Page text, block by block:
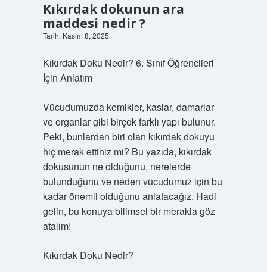
Kıkırdak dokunun ara
maddesi nedir ?
Tarih: Kasım 8, 2025
Kıkırdak Doku Nedir? 6. Sınıf Öğrencileri
İçin Anlatım
Vücudumuzda kemikler, kaslar, damarlar
ve organlar gibi birçok farklı yapı bulunur.
Peki, bunlardan biri olan kıkırdak dokuyu
hiç merak ettiniz mi? Bu yazıda, kıkırdak
dokusunun ne olduğunu, nerelerde
bulunduğunu ve neden vücudumuz için bu
kadar önemli olduğunu anlatacağız. Hadi
gelin, bu konuya bilimsel bir merakla göz
atalım!
Kıkırdak Doku Nedir?